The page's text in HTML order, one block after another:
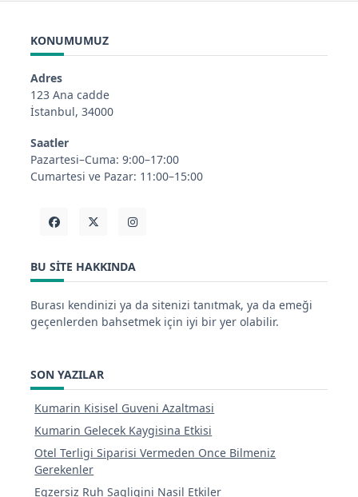
KONUMUMUZ
Adres
123 Ana cadde
İstanbul, 34000
Saatler
Pazartesi–Cuma: 9:00–17:00
Cumartesi ve Pazar: 11:00–15:00
BU SITE HAKKINDA
Burası kendinizi ya da sitenizi tanıtmak, ya da emeği
geçenlerden bahsetmek için iyi bir yer olabilir.
SON YAZILAR
Kumarin Kisisel Guveni Azaltmasi
Kumarin Gelecek Kaygisina Etkisi
Otel Terligi Siparisi Vermeden Once Bilmeniz
Gerekenler
Egzersiz Ruh Sagligini Nasil Etkiler